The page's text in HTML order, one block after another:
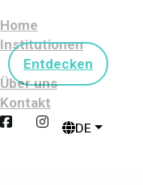
Home
Institutionen
Entdecken
Über uns
Kontakt
DE